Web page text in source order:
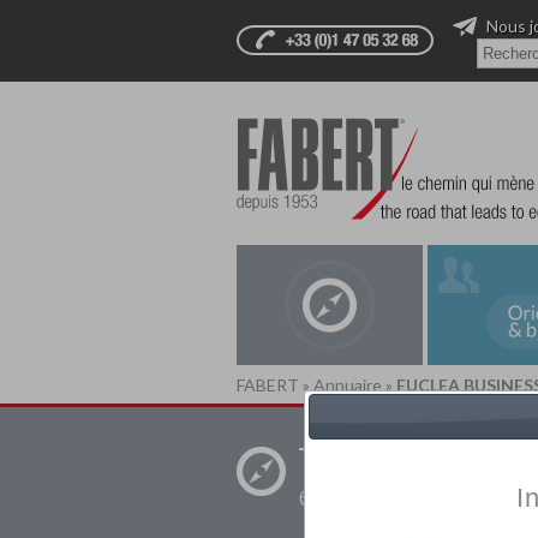
Nous
FABERT » Annuaire » EUCLEA
Trouver un
établissement